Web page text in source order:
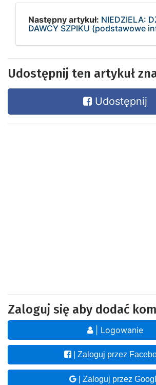
Następny artykuł: NIEDZIELA:
DAWCY SZPIKU (podstawowe
Udostępnij ten artykuł
Udostępnij
Zaloguj się aby dodać
| Logowanie
| Zaloguj przez
| Zaloguj przez